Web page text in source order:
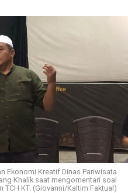
Ekonomi Kreatif Dinas Pariwisata
Khalik saat mengomentari soal
TCH KT. (Giovanni/Kaltim Faktual)